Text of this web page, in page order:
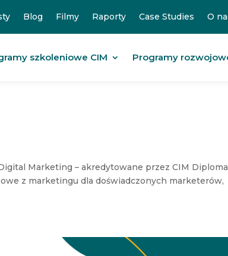
Blog Filmy Raporty Case Studies O
szkoleniowe CIM Programy
Marketing – akredytowane przez CIM Diploma
z marketingu dla doświadczonych marketerów,